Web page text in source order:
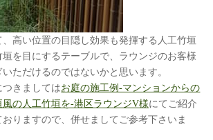
高い位置の目隠し効果も発揮する人工竹垣
を目にするテーブルで、ラウンジのお客様
ただけるのではないかと思います。
つきましてはお庭の施工例-マンションからの
風の人工竹垣を-港区ラウンジV様にてご紹介
りますので、併せましてご参考下さいま